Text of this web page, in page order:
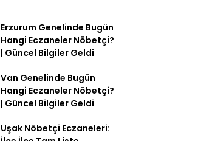
Erzurum Genelinde Bugün
Hangi Eczaneler Nöbetçi?
| Güncel Bilgiler Geldi
Van Genelinde Bugün
Hangi Eczaneler Nöbetçi?
| Güncel Bilgiler Geldi
Uşak Nöbetçi Eczaneleri: